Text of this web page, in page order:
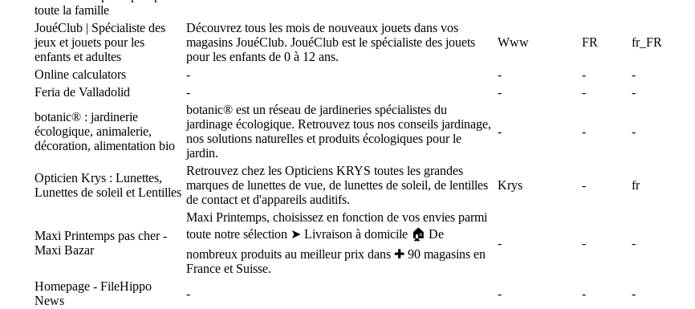
toute la famille
JouéClub | Spécialiste des
jeux et jouets pour les
enfants et adultes
Découvrez tous les mois de nouveaux jouets dans vos
magasins JouéClub. JouéClub est le spécialiste des jouets
pour les enfants de 0 à 12 ans.
Www FR fr_FR
Online calculators - - -
-
Feria de Valladolid - - - -
botanic® : jardinerie
écologique, animalerie,
décoration, alimentation bio
botanic® est un réseau de jardineries spécialistes du
jardinage écologique. Retrouvez tous nos conseils jardinage,
nos solutions naturelles et produits écologiques pour le
jardin.
- - -
Opticien Krys : Lunettes,
Lunettes de soleil et Lentilles
Retrouvez chez les Opticiens KRYS toutes les grandes
marques de lunettes de vue, de lunettes de soleil, de lentilles
de contact et d'appareils auditifs.
Krys - fr
Maxi Printemps pas cher -
Maxi Bazar
Maxi Printemps, choisissez en fonction de vos envies parmi
toute notre sélection ➤ Livraison à domicile 🏠 De
nombreux produits au meilleur prix dans ✚ 90 magasins en
France et Suisse.
- - -
Homepage - FileHippo
News
- - - -